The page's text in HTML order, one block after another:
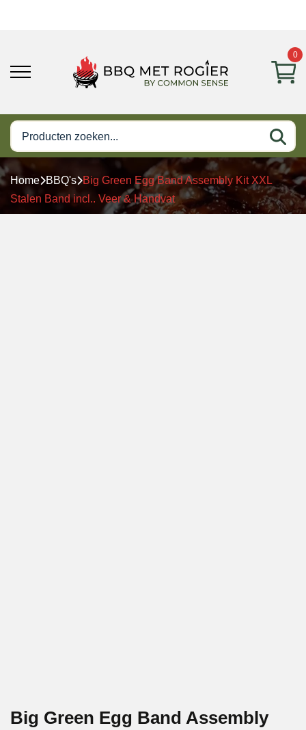
0
Home BBQ's
Big Green Egg Band Assembly Kit XXL
Stalen Band incl.. Veer & Handvat
Big Green Egg Band Assembly